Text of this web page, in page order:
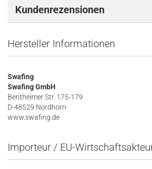
Kundenrezensionen
Hersteller Informationen
Swafing
Swafing GmbH
Bentheimer Str. 175-179
D-48529 Nordhorn
www.swafing.de
Importeur / EU-